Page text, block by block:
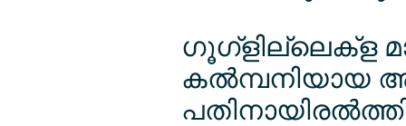
ഗൂഗ്ളില്ലെക്ള
കല്‍മ്പനിയായ